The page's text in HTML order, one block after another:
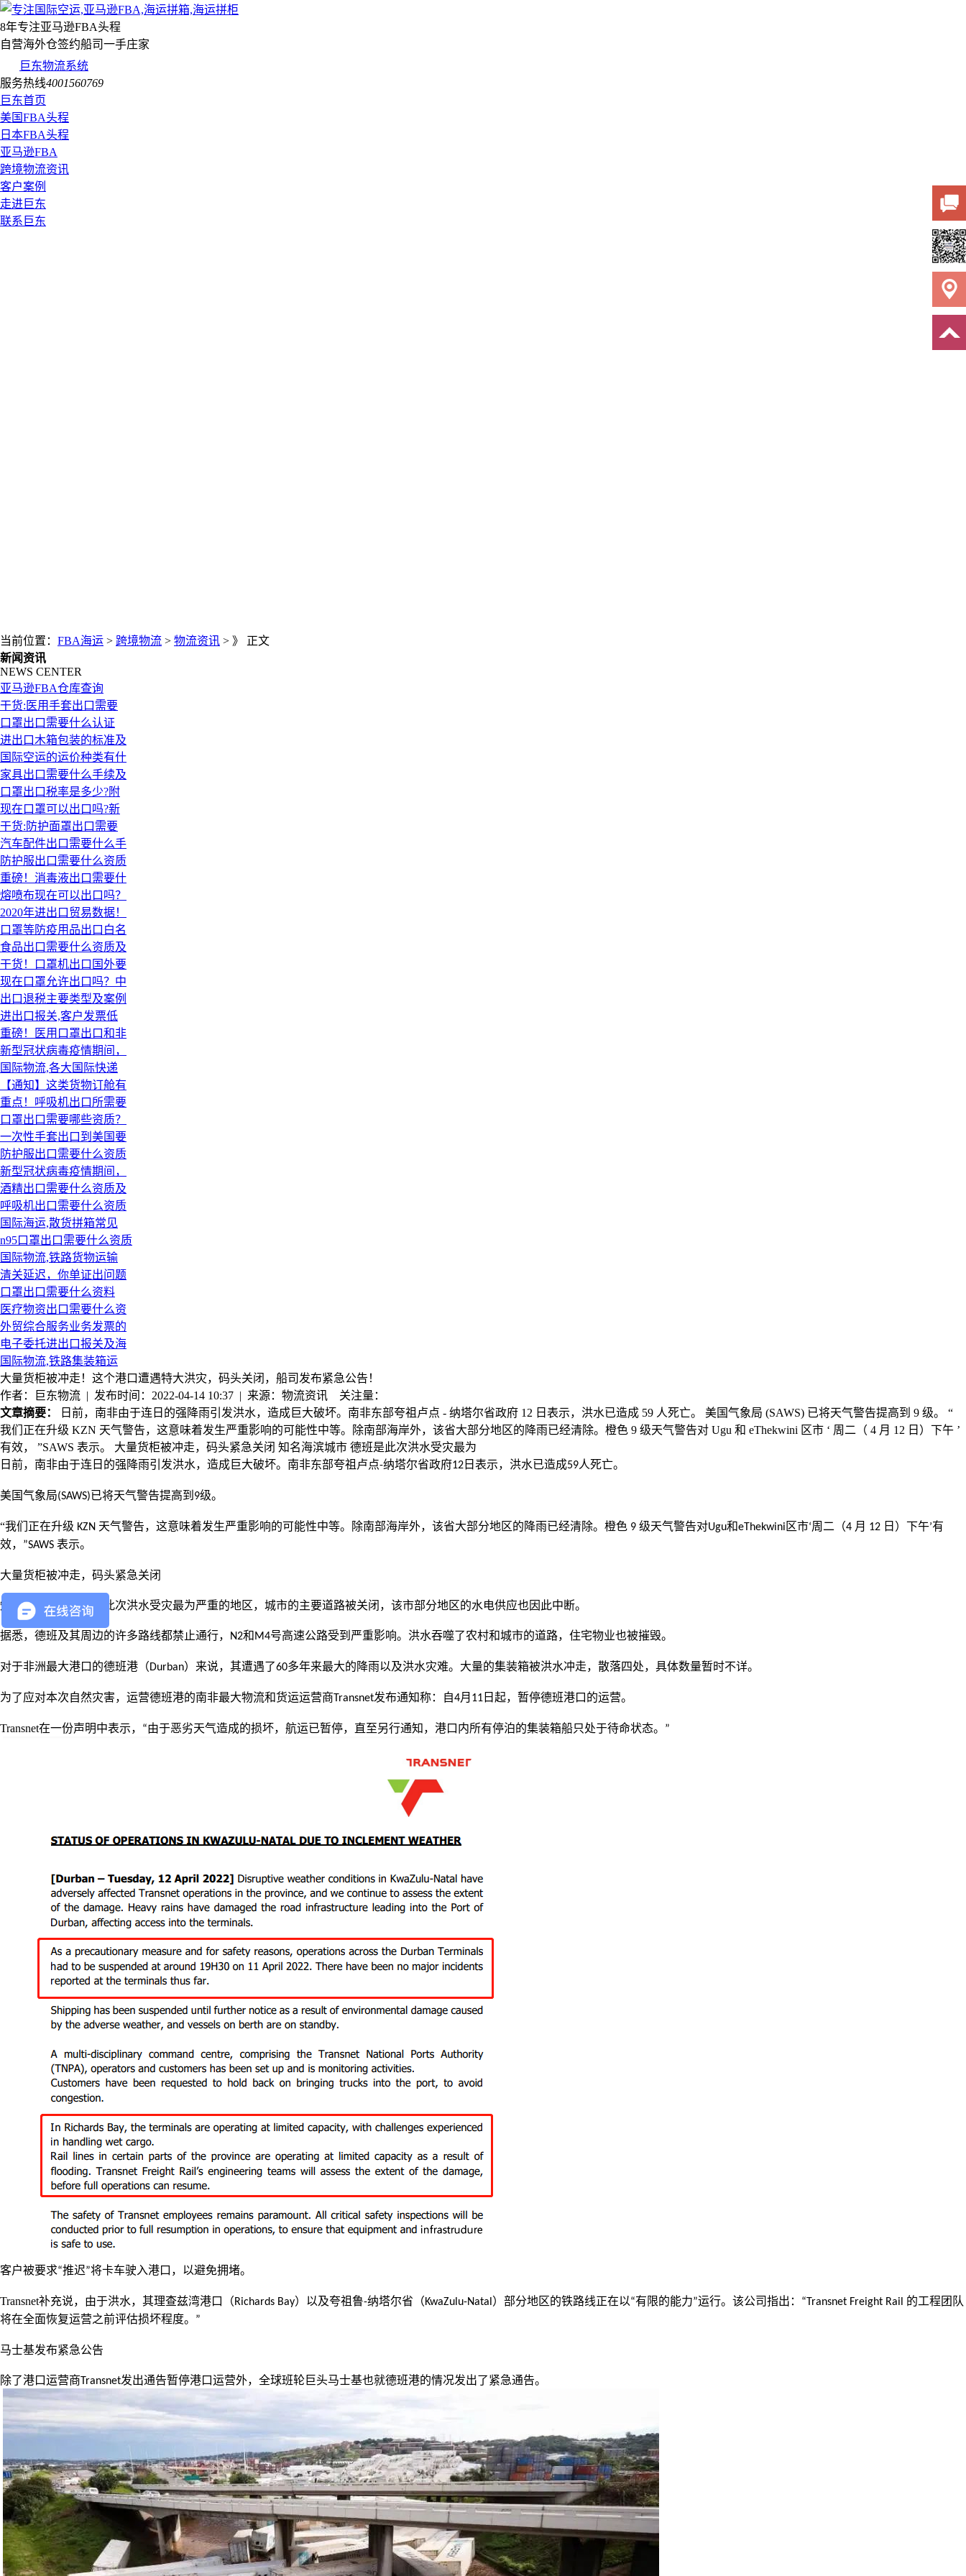
8年专注亚马逊FBA头程
自营海外仓签约船司一手庄家
巨东物流系统
服务热线4001560769
巨东首页
美国FBA头程
日本FBA头程
亚马逊FBA
跨境物流资讯
客户案例
走进巨东
联系巨东
当前位置： FBA海运 > 跨境物流 > 物流资讯 > 》 正文
新闻资讯
NEWS CENTER
亚马逊FBA仓库查询
干货:医用手套出口需要
口罩出口需要什么认证
进出口木箱包装的标准及
国际空运的运价种类有什
家具出口需要什么手续及
口罩出口税率是多少?附
现在口罩可以出口吗?新
干货:防护面罩出口需要
汽车配件出口需要什么手
防护服出口需要什么资质
重磅！消毒液出口需要什
熔喷布现在可以出口吗？
2020年进出口贸易数据！
口罩等防疫用品出口白名
食品出口需要什么资质及
干货！口罩机出口国外要
现在口罩允许出口吗？中
出口退税主要类型及案例
进出口报关,客户发票低
重磅！医用口罩出口和非
新型冠状病毒疫情期间，
国际物流,各大国际快递
【通知】这类货物订舱有
重点！呼吸机出口所需要
口罩出口需要哪些资质？
一次性手套出口到美国要
防护服出口需要什么资质
新型冠状病毒疫情期间，
酒精出口需要什么资质及
呼吸机出口需要什么资质
国际海运,散货拼箱常见
n95口罩出口需要什么资质
国际物流,铁路货物运输
清关延迟，你单证出问题
口罩出口需要什么资料
医疗物资出口需要什么资
外贸综合服务业务发票的
电子委托进出口报关及海
国际物流,铁路集装箱运
大量货柜被冲走！这个港口遭遇特大洪灾，码头关闭，船司发布紧急公告！
作者：巨东物流 | 发布时间：2022-04-14 10:37 | 来源：物流资讯 关注量：
文章摘要：
日前，南非由于连日的强降雨引发洪水，造成巨大破坏。南非东部夸祖卢点 - 纳塔尔省政府 12 日表示，洪水已造成 59 人死亡。 美国气象局 (SAWS) 已将天气警告提高到 9 级。 “
我们正在升级 KZN 天气警告，这意味着发生严重影响的可能性中等。除南部海岸外，该省大部分地区的降雨已经清除。橙色 9 级天气警告对 Ugu 和 eThekwini 区市 ‘ 周二（ 4 月 12 日）下午 ’
有效， ”SAWS 表示。 大量货柜被冲走，码头紧急关闭 知名海滨城市 德班是此次洪水受灾最为
日前，南非由于连日的强降雨引发洪水，造成巨大破坏。南非东部夸祖卢点-纳塔尔省政府12 日表示，洪水已造成59人死亡。
美国气象局(SAWS)已将天气警告提高到 9级。
“我们正在升级 KZN 天气警告，这意味着发生严重影响的可能性中等。除南部海岸外，该省大部分地区的降雨已经清除。橙色 9 级天气警告对Ugu和eThekwini 区市‘周二（4 月 12 日）下午’有
效， ”SAWS 表示。
大量货柜被冲走，码头紧急关闭
知名海滨城市德班是此次洪水受灾最为严重的地区， 城市的主要道路被关闭，该市部分地区的水电供应也因此中断。
据悉， 德班及其周边的许多路线都禁止通行， N2和 M4号高速公路受到严重影响。 洪水吞噬了农村和城市的道路，住宅物业也被摧毁。
对于非洲最大港口的德班港（Durban）来说，其遭遇了60多年来最大的降雨以及洪水灾难。 大量的集装箱被洪水冲走，散落四处，具体数量暂时不详。
为了应对本次自然灾害，运营德班港的南非最大物流和货运运营商Transnet发布通知称： 自4月 11 日起，暂停德班港口的运营。
Transnet在一份声明中表示， “由于恶劣天气造成的损坏， 航运已暂停，直至另行通知，港口内所有停泊的集装箱船只处于待命状态。 ”
客户被要求“推迟”将卡车驶入港口，以避免拥堵。
Transnet补充说，由于洪水，其理查兹湾港口（Richards Bay）以及夸祖鲁-纳塔尔省（KwaZulu-Natal ）部分地区的铁路线正在以“有限的能力”运行。该公司指出： “Transnet Freight Rail 的工程团队
将在全面恢复运营之前评估损坏程度。 ”
马士基发布紧急公告
除了港口运营商Transnet发出通告暂停港口运营外，全球班轮巨头马士基也就德班港的情况发出了紧急通告。